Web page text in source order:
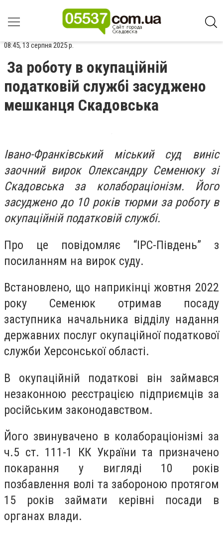
08:45, 13 серпня 2025 р.
За роботу в окупаційній
податковій службі засуджено
мешканця Скадовська
Івано-Франківський міський суд виніс
заочний вирок Олександру Семенюку зі
Скадовська за колабораціонізм. Його
засуджено до 10 років тюрми за роботу в
окупаційній податковій службі.
Про це повідомляє “ІРС-Південь” з
посиланням на вирок суду.
Встановлено, що наприкінці жовтня 2022
року Семенюк отримав посаду
заступника начальника відділу надання
державних послуг окупаційної податкової
служби Херсонської області.
В окупаційній податкові він займався
незаконною реєстрацією підприємців за
російським законодавством.
Його звинувачено в колабораціонізмі за
ч.5 ст. 111-1 КК України та призначено
покарання у вигляді 10 років
позбавлення волі та забороною протягом
15 років займати керівні посади в
органах влади.